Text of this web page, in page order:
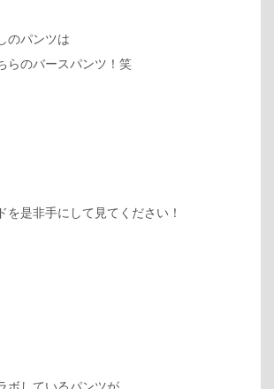
のパンツは
らのバースパンツ！笑
を是非手にして見てください！